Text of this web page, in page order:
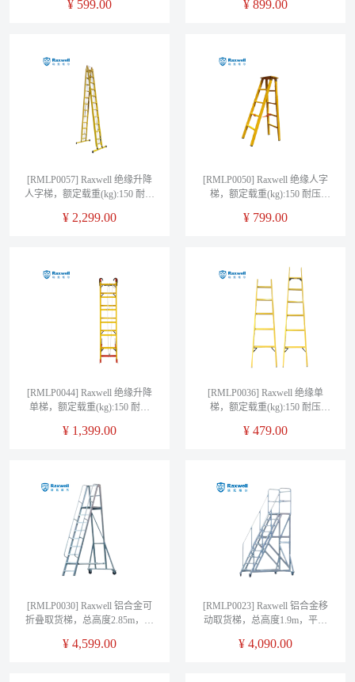
330*400mm*5mm
¥ 599.00 ¥899.00
[RMLP0057] Raxwell 绝缘升降
人字梯，额定载重(kg):150 耐压
¥ 2,299.00
[RMLP0050] Raxwell 绝缘人字
梯，额定载重(kg):150 耐压
¥ 799.00
[RMLP0044] Raxwell 绝缘升降
单梯，额定载重(kg):150 耐压
¥ 1,399.00
[RMLP0036] Raxwell 绝缘单
梯，额定载重(kg):150 耐压
¥479.00
[RMLP0030] Raxwell 铝合金可
折叠取货梯，总高度2.85m，平
¥ 4,599.00
[RMLP0023] Raxwell 铝合金移
动取货梯，总高度1.9m，平台
¥4,090.00